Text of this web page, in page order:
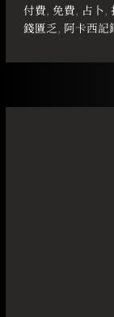
付費,免費, 占卜,
錢匱乏 , 阿卡西記